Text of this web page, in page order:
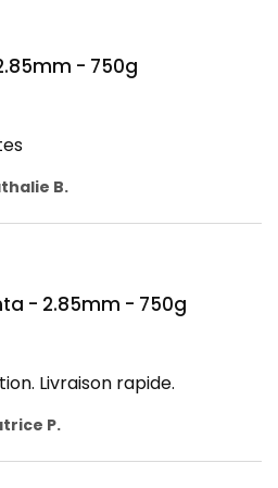
- 750g
B.
- 2.85mm - 750g
Livraison rapide.
P.